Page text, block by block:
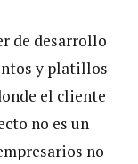
de desarrollo
y platillos
el cliente
no es un
no